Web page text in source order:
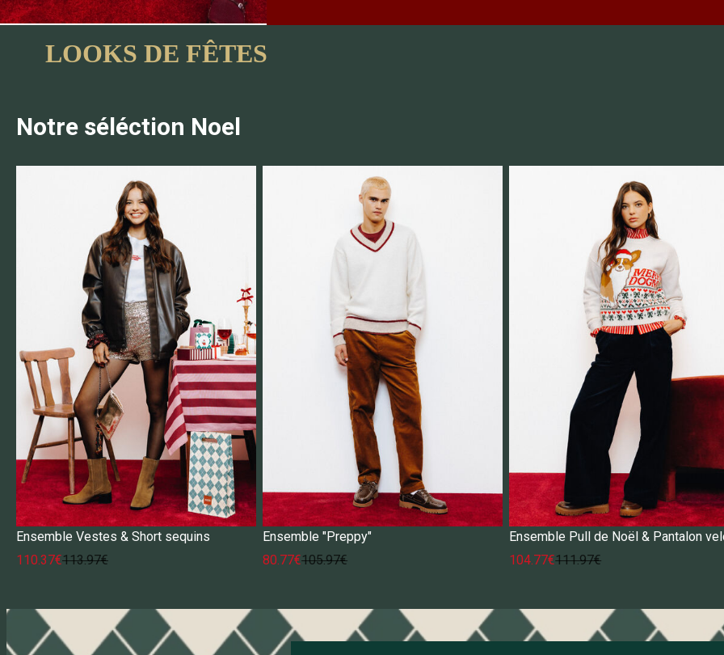
LOOKS DE FÊTES
Notre séléction Noel
Ensemble Vestes & Short sequins
110.37€113.97€
Ensemble "Preppy"
80.77€105.97€
Ensemble Pull de Noël & Pantalon
104.77€111.97€